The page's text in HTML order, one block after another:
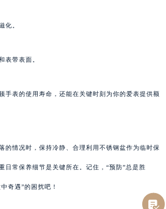
化。
表带表面。
手表的使用寿命，还能在关键时刻为你的爱表提供额
的情况时，保持冷静、合理利用不锈钢盆作为临时保
日常保养细节是关键所在。记住，“预防”总是胜
奇遇”的困扰吧！